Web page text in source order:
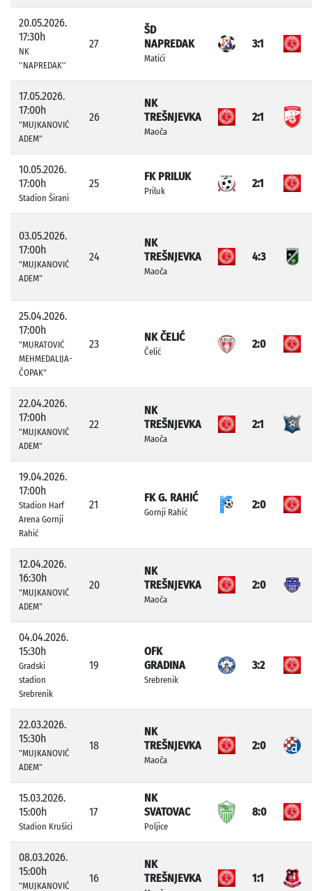
20.05.2026.
17:30h
NK
''NAPREDAK''
27
ŠD
NAPREDAK
Matići
3:1
17.05.2026.
17:00h
"MUJKANOVIĆ
ADEM"
26
NK
TREŠNJEVKA
Maoča
2:1
10.05.2026.
17:00h
Stadion Širani
25
FK PRILUK
Priluk
2:1
03.05.2026.
17:00h
"MUJKANOVIĆ
ADEM"
24
NK
TREŠNJEVKA
Maoča
4:3
25.04.2026.
17:00h
"MURATOVIĆ
MEHMEDALIJA-
ČOPAK"
23
NK ČELIĆ
Čelić
2:0
22.04.2026.
17:00h
"MUJKANOVIĆ
ADEM"
22
NK
TREŠNJEVKA
Maoča
2:1
19.04.2026.
17:00h
Stadion Harf
Arena Gornji
Rahić
21
FK G. RAHIĆ
Gornji Rahić
2:0
12.04.2026.
16:30h
"MUJKANOVIĆ
ADEM"
20
NK
TREŠNJEVKA
Maoča
2:0
04.04.2026.
15:30h
Gradski
stadion
Srebrenik
19
OFK
GRADINA
Srebrenik
3:2
22.03.2026.
15:30h
"MUJKANOVIĆ
ADEM"
18
NK
TREŠNJEVKA
Maoča
2:0
15.03.2026.
15:00h
Stadion Krušici
17
NK
SVATOVAC
Poljice
8:0
08.03.2026.
15:00h
"MUJKANOVIĆ
16
NK
TREŠNJEVKA
1:1